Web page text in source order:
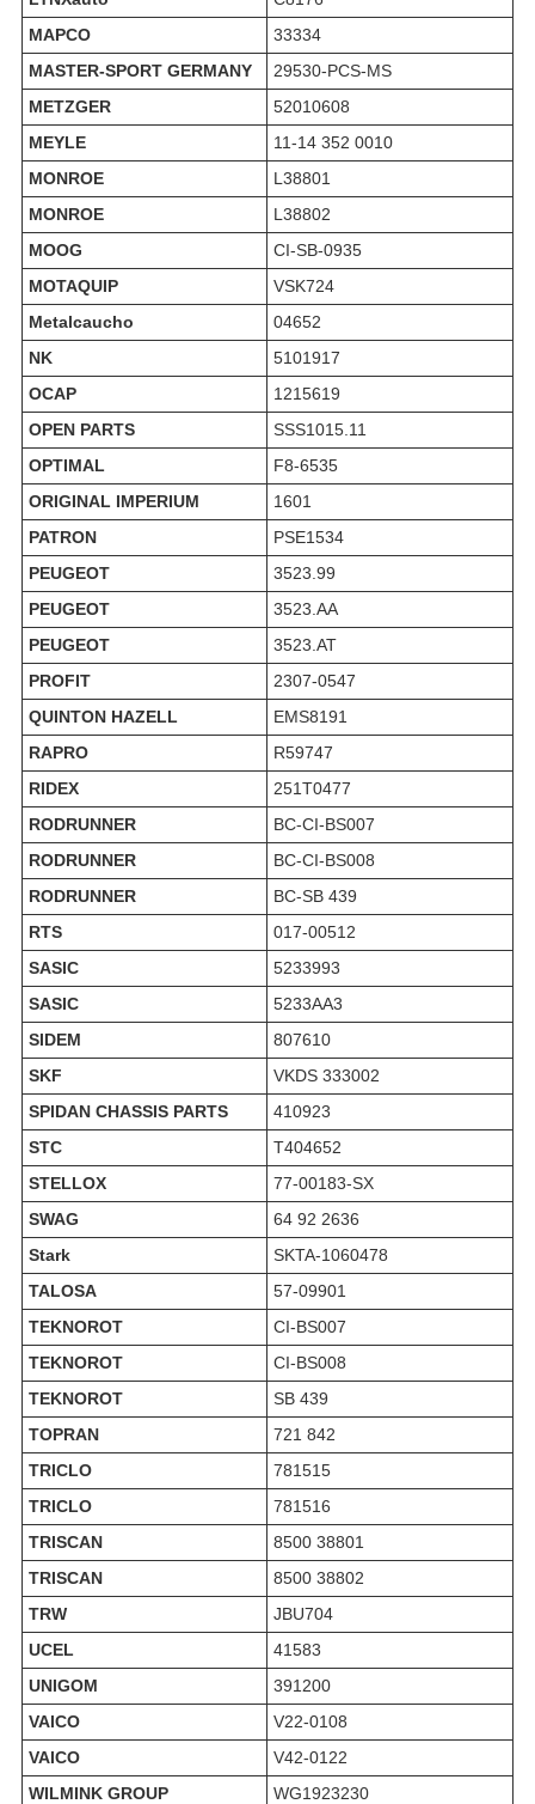
MAPCO
33334
MASTER-SPORT GERMANY
29530-PCS-MS
METZGER
52010608
MEYLE
11-14 352 0010
MONROE
L38801
MONROE
L38802
MOOG
CI-SB-0935
MOTAQUIP
VSK724
Metalcaucho
04652
NK
5101917
OCAP
1215619
OPEN PARTS
SSS1015.11
OPTIMAL
F8-6535
ORIGINAL IMPERIUM
1601
PATRON
PSE1534
PEUGEOT
3523.99
PEUGEOT
3523.AA
PEUGEOT
3523.AT
PROFIT
2307-0547
QUINTON HAZELL
EMS8191
RAPRO
R59747
RIDEX
251T0477
RODRUNNER
BC-CI-BS007
RODRUNNER
BC-CI-BS008
RODRUNNER
BC-SB 439
RTS
017-00512
SASIC
5233993
SASIC
5233AA3
SIDEM
807610
SKF
VKDS 333002
SPIDAN CHASSIS PARTS
410923
STC
T404652
STELLOX
77-00183-SX
SWAG
64 92 2636
Stark
SKTA-1060478
TALOSA
57-09901
TEKNOROT
CI-BS007
TEKNOROT
CI-BS008
TEKNOROT
SB 439
TOPRAN
721 842
TRICLO
781515
TRICLO
781516
TRISCAN
8500 38801
TRISCAN
8500 38802
TRW
JBU704
UCEL
41583
UNIGOM
391200
VAICO
V22-0108
VAICO
V42-0122
WILMINK GROUP
WG1923230